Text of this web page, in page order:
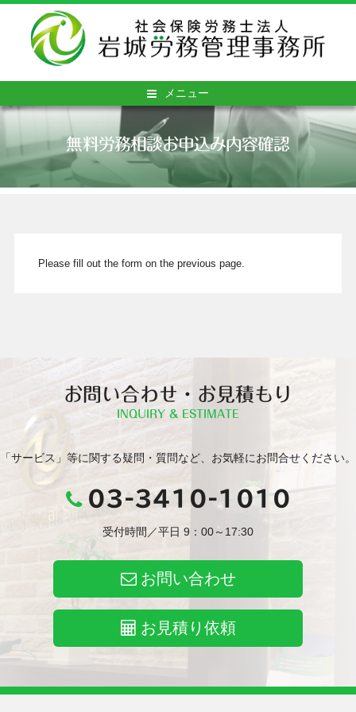
メニュー
無料労務相談お申込み内容確認
Please fill out the form on the previous page.
お問い合わせ・お見積もり
INQUIRY & ESTIMATE
「サービス」等に関する疑問・質問など、お気軽にお問合せください。
03-3410-1010
受付時間／平日 9：00～17:30
お問い合わせ
お見積り依頼